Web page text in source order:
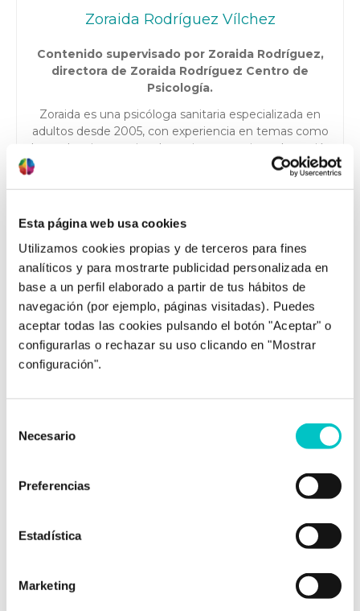
Esta página web usa cookies
Utilizamos cookies propias y de terceros para fines
analíticos y para mostrarte publicidad personalizada en
base a un perfil elaborado a partir de tus hábitos de
navegación (por ejemplo, páginas visitadas). Puedes
aceptar todas las cookies pulsando el botón "Aceptar" o
configurarlas o rechazar su uso clicando en "Mostrar
configuración".
Necesario
Preferencias
Estadística
Marketing
Zoraida Rodríguez Vílchez
Contenido supervisado por Zoraida Rodríguez,
directora de Zoraida Rodríguez Centro de
Psicología.
Zoraida es una psicóloga sanitaria especializada en
adultos desde 2005, con experiencia en temas como
dependencia emocional, pareja, autoestima, depresión,
trastornos de ansiedad y TOC, apoyo a la infertilidad y
opositores. Además, cuenta con una acreditación en
deportistas de diferentes disciplinas. Actualmente
trabaja en su propia consulta en Granada, involucrada
en proyectos interesantes y entregando lo mejor de sí
misma para ayudar a sus pacientes a lograr sus metas.
Colegiada nº AO05484.
No puedo parar de comer comida